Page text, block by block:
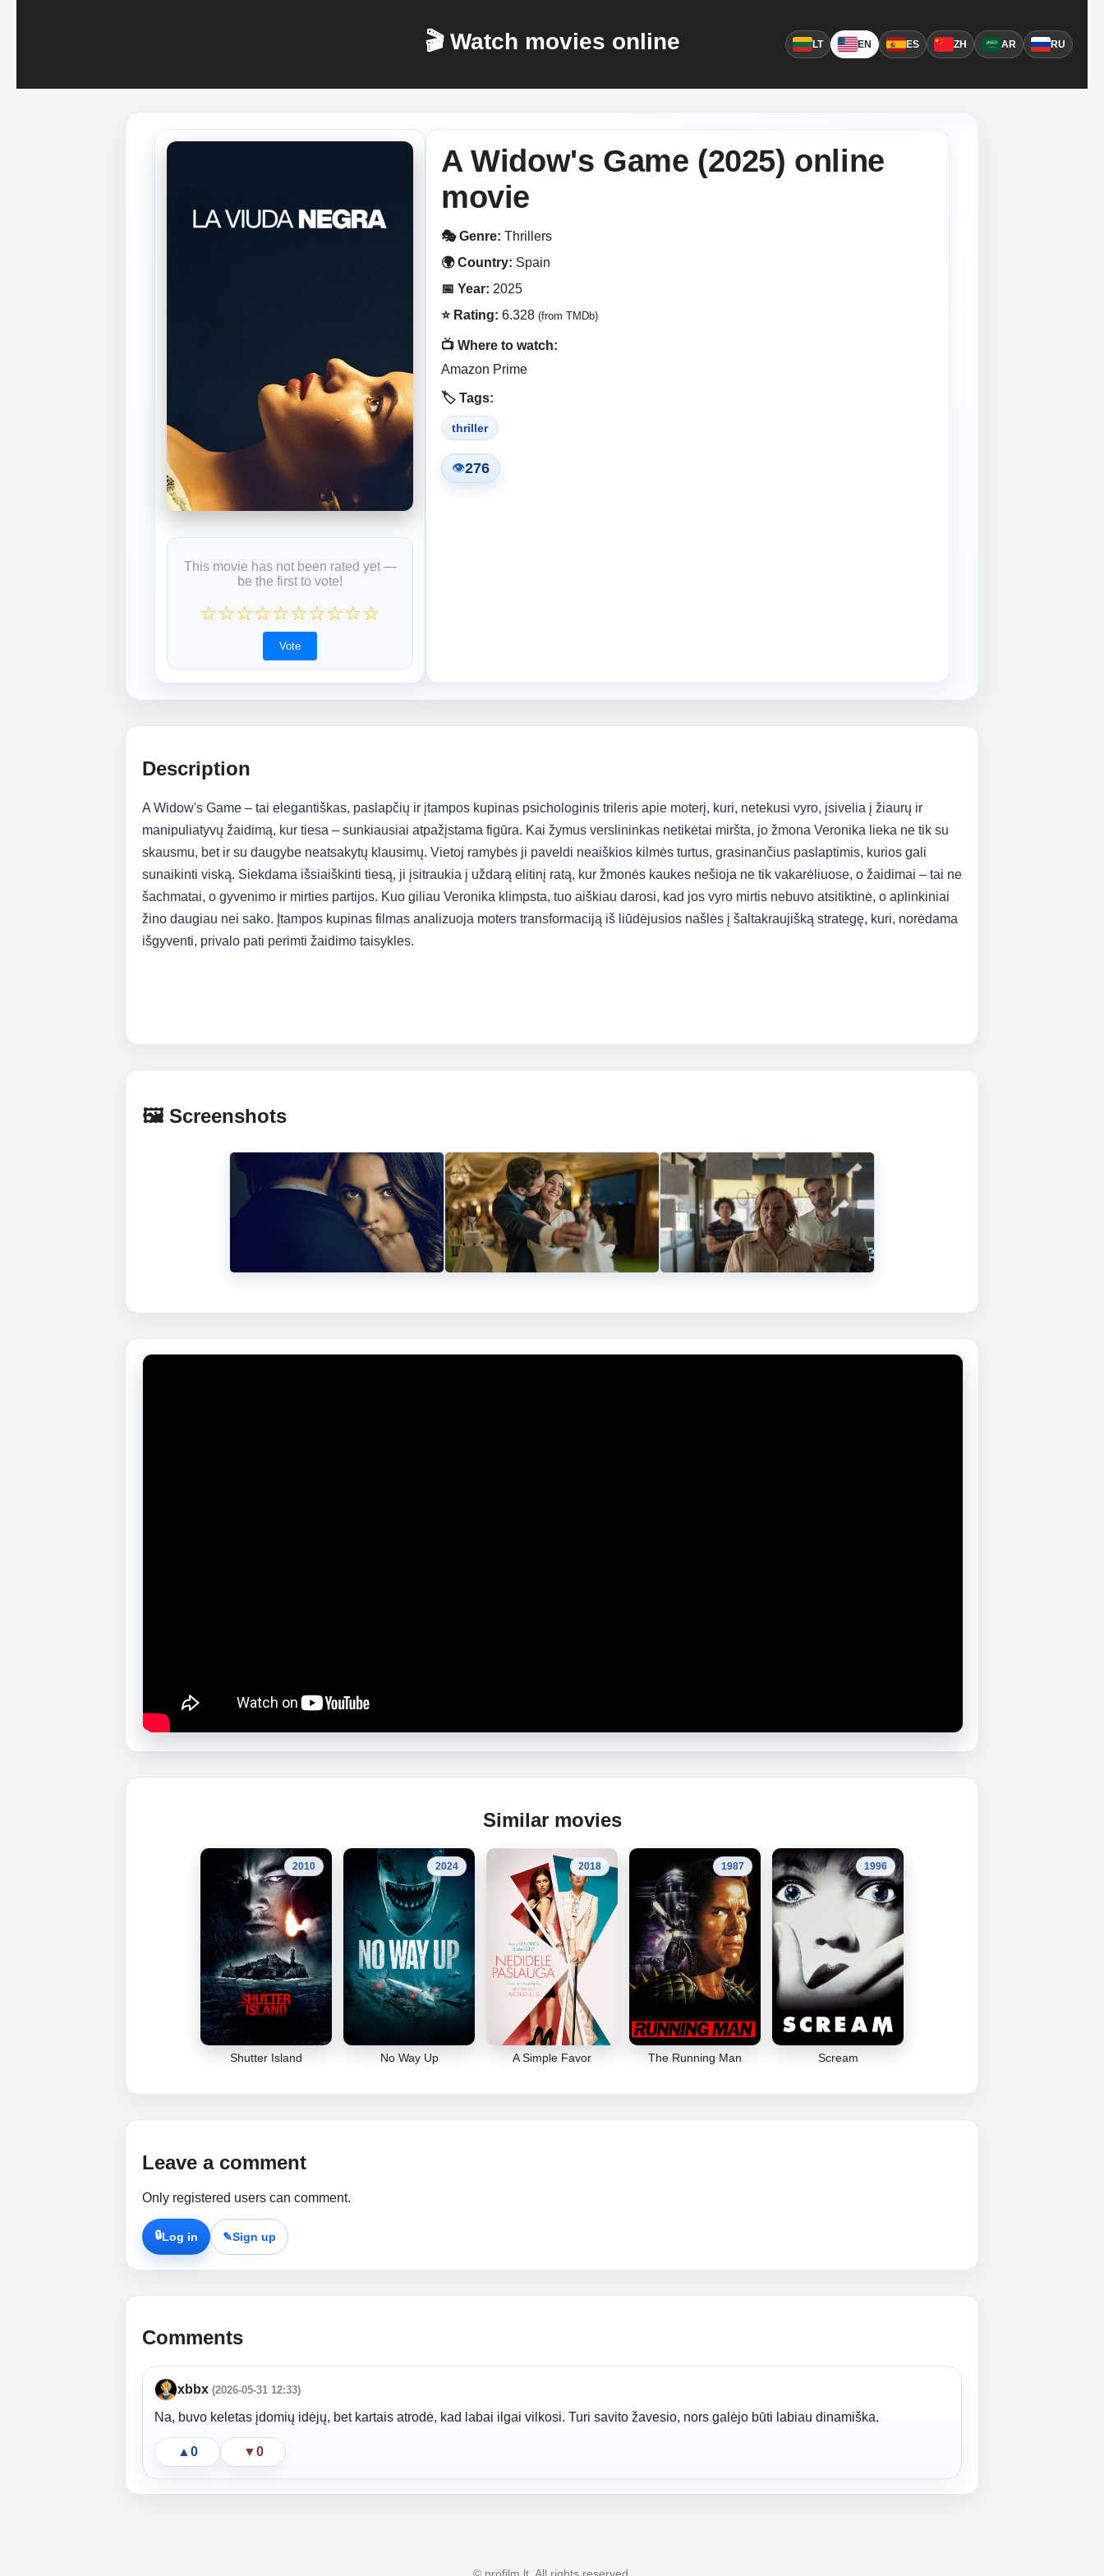
🎬 Watch movies online LT EN ES ZH AR RU
This movie has not been rated yet —
be the first to vote!
☆☆☆☆☆☆☆☆☆☆
Vote
A Widow's Game (2025) online
movie
🎭 Genre: Thrillers
🌍 Country: Spain
📅 Year: 2025
⭐ Rating: 6.328 (from TMDb)
📺 Where to watch:
Amazon Prime
🏷️ Tags:
thriller
👁276
Description
A Widow's Game – tai elegantiškas, paslapčių ir įtampos kupinas psichologinis trileris apie moterį, kuri, netekusi vyro, įsivelia į žiaurų ir
manipuliatyvų žaidimą, kur tiesa – sunkiausiai atpažįstama figūra. Kai žymus verslininkas netikėtai miršta, jo žmona Veronika lieka ne tik su
skausmu, bet ir su daugybe neatsakytų klausimų. Vietoj ramybės ji paveldi neaiškios kilmės turtus, grasinančius paslaptimis, kurios gali
sunaikinti viską. Siekdama išsiaiškinti tiesą, ji įsitraukia į uždarą elitinį ratą, kur žmonės kaukes nešioja ne tik vakarėliuose, o žaidimai – tai ne
šachmatai, o gyvenimo ir mirties partijos. Kuo giliau Veronika klimpsta, tuo aiškiau darosi, kad jos vyro mirtis nebuvo atsitiktinė, o aplinkiniai
žino daugiau nei sako. Įtampos kupinas filmas analizuoja moters transformaciją iš liūdėjusios našlės į šaltakraujišką strategę, kuri, norėdama
išgyventi, privalo pati perimti žaidimo taisykles.
🖼️ Screenshots
Similar movies
2010
Shutter Island
2024
No Way Up
2018
A Simple Favor
1987
The Running Man
1996
Scream
Leave a comment
Only registered users can comment.
🔒Log in ✎Sign up
Comments
xbbx (2026-05-31 12:33)
Na, buvo keletas įdomių idėjų, bet kartais atrodė, kad labai ilgai vilkosi. Turi savito žavesio, nors galėjo būti labiau dinamiška.
▲ 0 ▼0